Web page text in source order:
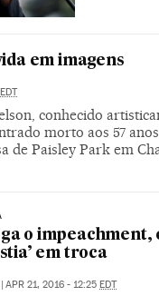
em imagens
EDT
conhecido
morto aos 57
de Paisley Park em
o impeachment,
em troca
| APR 21, 2016 - 12:25 EDT